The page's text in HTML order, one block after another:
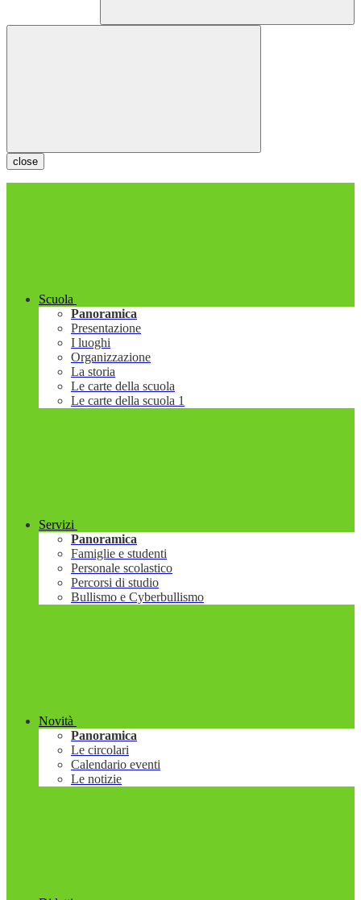
close
Scuola
Panoramica
Presentazione
I luoghi
Organizzazione
La storia
Le carte della scuola
Le carte della scuola 1
Servizi
Panoramica
Famiglie e studenti
Personale scolastico
Percorsi di studio
Bullismo e Cyberbullismo
Novità
Panoramica
Le circolari
Calendario eventi
Le notizie